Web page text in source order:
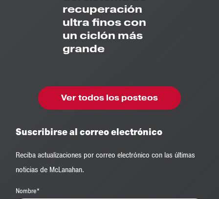
recuperación
ultra finos con
un ciclón más
grande
Ver todos los posteos
Suscribirse al correo electrónico
Reciba actualizaciones por correo electrónico con las últimas
noticias de McLanahan.
Nombre*